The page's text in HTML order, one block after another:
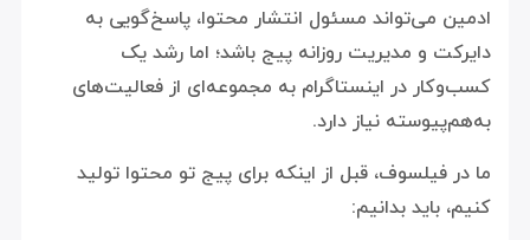
ادمین می‌تواند مسئول انتشار محتوا، پاسخ‌گویی به
دایرکت و مدیریت روزانه پیج باشد؛ اما رشد یک
کسب‌وکار در اینستاگرام به مجموعه‌ای از فعالیت‌های
به‌هم‌پیوسته نیاز دارد.
ما در فیلسوف، قبل از اینکه برای پیج تو محتوا تولید
کنیم، باید بدانیم: